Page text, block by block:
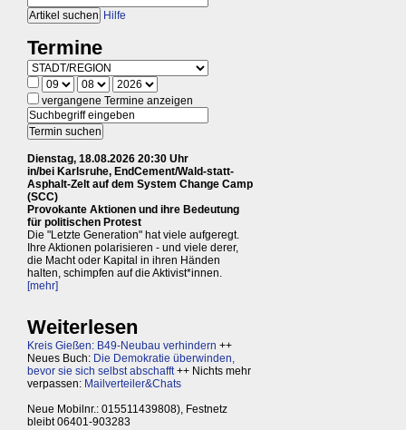
Hilfe
Termine
vergangene Termine anzeigen
Dienstag, 18.08.2026 20:30 Uhr
in/bei Karlsruhe, EndCement/Wald-statt-
Asphalt-Zelt auf dem System Change Camp
(SCC)
Provokante Aktionen und ihre Bedeutung
für politischen Protest
Die "Letzte Generation" hat viele aufgeregt.
Ihre Aktionen polarisieren - und viele derer,
die Macht oder Kapital in ihren Händen
halten, schimpfen auf die Aktivist*innen.
[mehr]
Weiterlesen
Kreis Gießen: B49-Neubau verhindern ++
Neues Buch: Die Demokratie überwinden,
bevor sie sich selbst abschafft++ Nichts mehr
verpassen: Mailverteiler&Chats
Neue Mobilnr.: 015511439808), Festnetz
bleibt 06401-903283